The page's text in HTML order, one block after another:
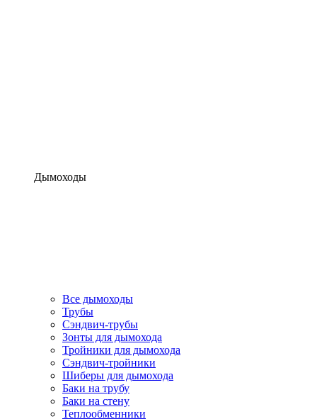
Дымоходы
Все дымоходы
Трубы
Сэндвич-трубы
Зонты для дымохода
Тройники для дымохода
Сэндвич-тройники
Шиберы для дымохода
Баки на трубу
Баки на стену
Теплообменники